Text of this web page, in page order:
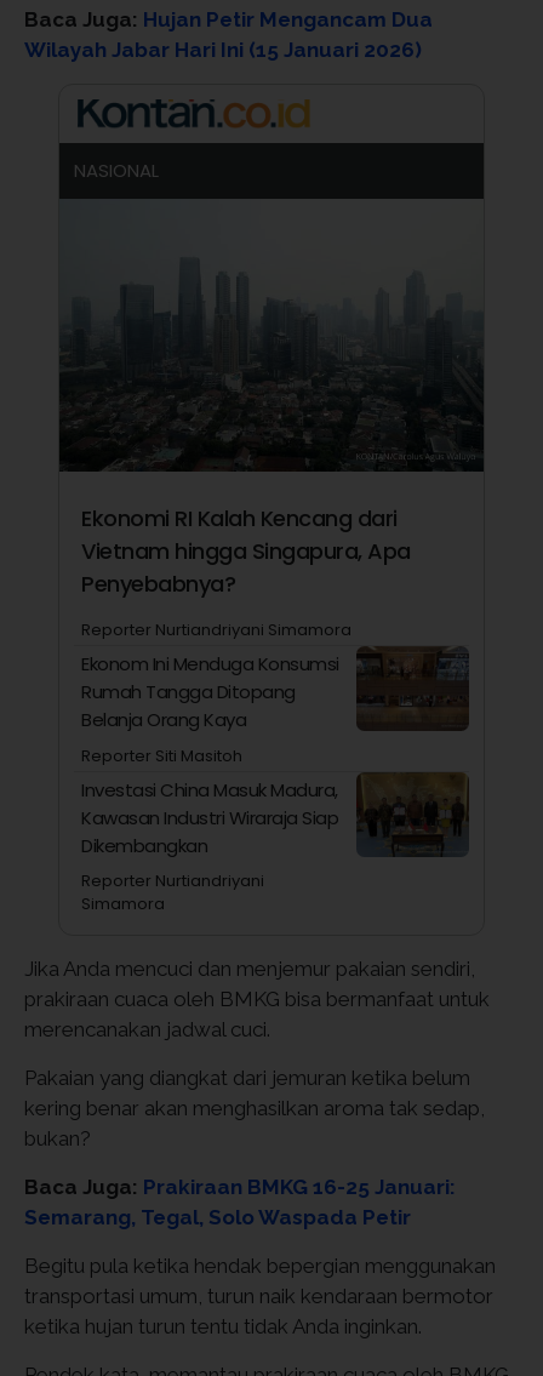
Baca Juga: Hujan Petir Mengancam Dua
Wilayah Jabar Hari Ini (15 Januari 2026)
NASIONAL
Ekonomi RI Kalah Kencang dari
Vietnam hingga Singapura, Apa
Penyebabnya?
Reporter Nurtiandriyani Simamora
Ekonom Ini Menduga Konsumsi
Rumah Tangga Ditopang
Belanja Orang Kaya
Reporter Siti Masitoh
Investasi China Masuk Madura,
Kawasan Industri Wiraraja Siap
Dikembangkan
Reporter Nurtiandriyani
Simamora
Jika Anda mencuci dan menjemur pakaian sendiri,
prakiraan cuaca oleh BMKG bisa bermanfaat untuk
merencanakan jadwal cuci.
Pakaian yang diangkat dari jemuran ketika belum
kering benar akan menghasilkan aroma tak sedap,
bukan?
Baca Juga: Prakiraan BMKG 16-25 Januari:
Semarang, Tegal, Solo Waspada Petir
Begitu pula ketika hendak bepergian menggunakan
transportasi umum, turun naik kendaraan bermotor
ketika hujan turun tentu tidak Anda inginkan.